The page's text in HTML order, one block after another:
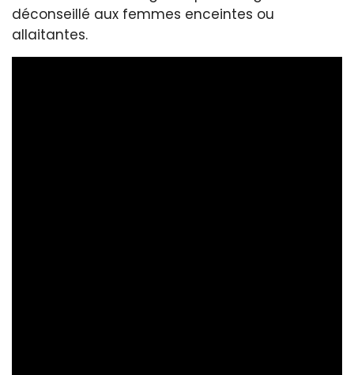
déconseillé aux femmes enceintes ou
allaitantes.